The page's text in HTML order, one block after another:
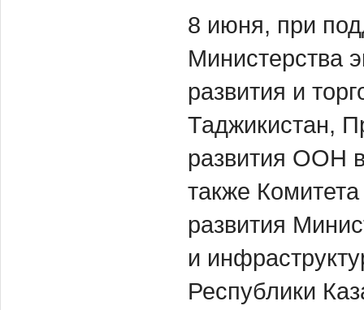
8 июня, при
Министерства
развития и
Таджикистан,
развития ООН
также
развития
и
Республики